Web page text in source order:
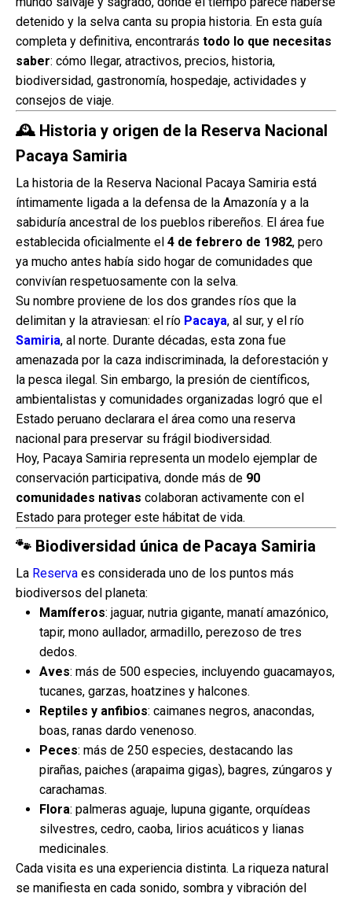
detenido y la selva canta su propia historia. En esta guía
completa y definitiva, encontrarás todo lo que necesitas
saber: cómo llegar, atractivos, precios, historia,
biodiversidad, gastronomía, hospedaje, actividades y
consejos de viaje.
🕰️ Historia y origen de la Reserva Nacional
Pacaya Samiria
La historia de la Reserva Nacional Pacaya Samiria está
íntimamente ligada a la defensa de la Amazonía y a la
sabiduría ancestral de los pueblos ribereños. El área fue
establecida oficialmente el 4 de febrero de 1982, pero
ya mucho antes había sido hogar de comunidades que
convivían respetuosamente con la selva.
Su nombre proviene de los dos grandes ríos que la
delimitan y la atraviesan: el río Pacaya, al sur, y el río
Samiria, al norte. Durante décadas, esta zona fue
amenazada por la caza indiscriminada, la deforestación y
la pesca ilegal. Sin embargo, la presión de científicos,
ambientalistas y comunidades organizadas logró que el
Estado peruano declarara el área como una reserva
nacional para preservar su frágil biodiversidad.
Hoy, Pacaya Samiria representa un modelo ejemplar de
conservación participativa, donde más de 90
comunidades nativas colaboran activamente con el
Estado para proteger este hábitat de vida.
🐾 Biodiversidad única de Pacaya Samiria
La Reserva es considerada uno de los puntos más
biodiversos del planeta:
Mamíferos: jaguar, nutria gigante, manatí amazónico,
tapir, mono aullador, armadillo, perezoso de tres
dedos.
Aves: más de 500 especies, incluyendo guacamayos,
tucanes, garzas, hoatzines y halcones.
Reptiles y anfibios: caimanes negros, anacondas,
boas, ranas dardo venenoso.
Peces: más de 250 especies, destacando las
pirañas, paiches (arapaima gigas), bagres, zúngaros y
carachamas.
Flora: palmeras aguaje, lupuna gigante, orquídeas
silvestres, cedro, caoba, lirios acuáticos y lianas
medicinales.
Cada visita es una experiencia distinta. La riqueza natural
se manifiesta en cada sonido, sombra y vibración del